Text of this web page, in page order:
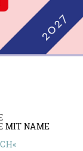
MIT NAME